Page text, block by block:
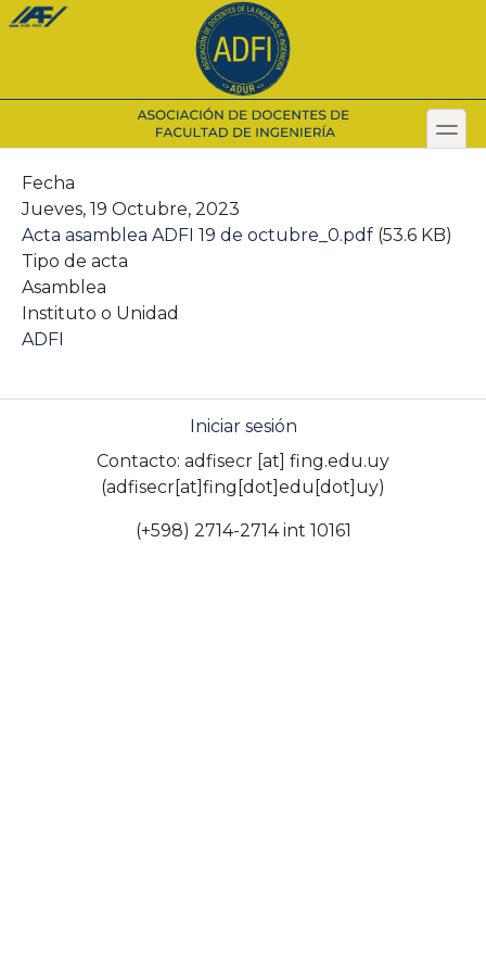
Pasar
toggle
Secondary menu
Fecha
Jueves, 19 Octubre, 2023
Acta asamblea ADFI 19 de octubre_0.pdf (53.6 KB)
Tipo de acta
Asamblea
Instituto o Unidad
ADFI
Iniciar sesión
Contacto: adfisecr [at] fing.edu.uy
(adfisecr[at]fing[dot]edu[dot]uy)
(+598) 2714-2714 int 10161